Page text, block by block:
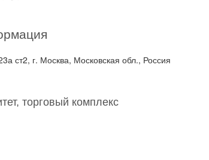
ст2, г. Москва, Московская обл., Россия
торговый комплекс